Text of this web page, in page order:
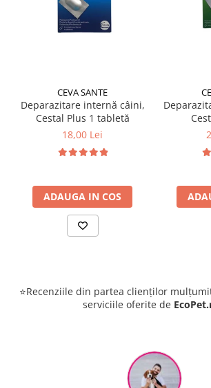
CEVA SANTE
Deparazitare internă câini,
Cestal Plus 1 tabletă
18,00 Lei
ADAUGA IN COS
⭐Recenziile din partea clienților
serviciile oferite de